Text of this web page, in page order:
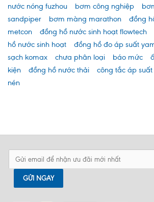
nước nóng fuzhou
bơm công nghiệp
sandpiper
bơm màng marathon
đồng
metcon
đồng hồ nước sinh hoạt flowtech
hồ nước sinh hoạt
đồng hồ đo áp suất
sạch komax
chưa phân loại báo mức
kiện
đồng hồ nước thải công tắc áp suất
nén
GỬI NGAY